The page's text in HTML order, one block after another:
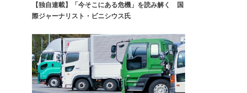
【独自連載】「今そこにある危機」を読み解く 国
際ジャーナリスト・ビニシウス氏